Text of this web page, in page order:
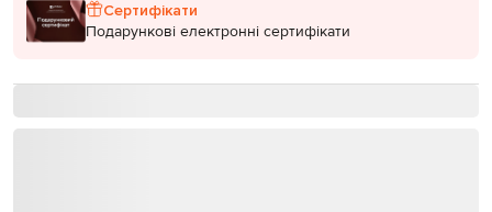
Сертифікати
Подарункові електронні сертифікати